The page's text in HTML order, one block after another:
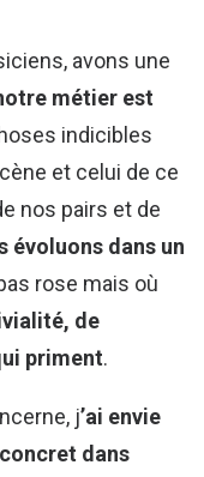
avons une
métier est
indicibles
et celui de ce
nos pairs et de
évoluons dans un
rose mais où
de
priment.
j’ai envie
dans